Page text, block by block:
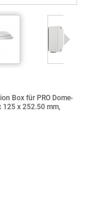
Box für PRO Dome-
125 x 252.50 mm,